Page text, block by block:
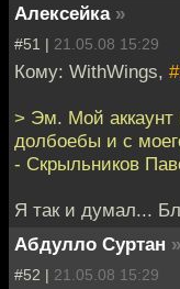
Алексейка »
#51 | 21.05.08 15:29
Кому: WithWings,
> Эм. Мой аккаунт
долбоебы и с
- Скрыльников
Я так и думал...
Абдулло Суртан »
#52 | 21.05.08 15:29